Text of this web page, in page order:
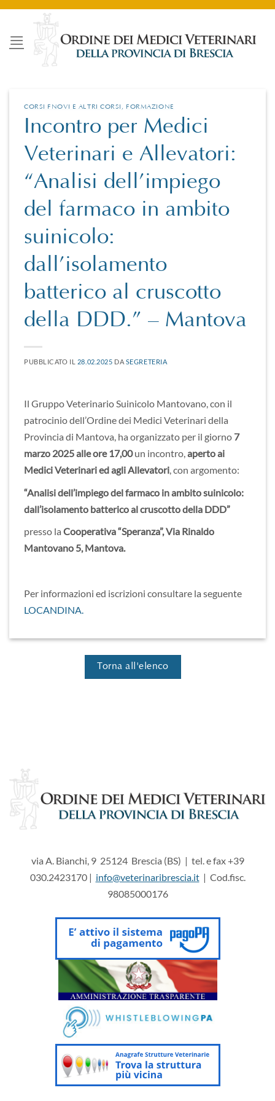
Salta
contenuti
CORSI FNOVI E ALTRI CORSI , FORMAZIONE
Incontro per Medici
Veterinari e Allevatori:
“Analisi dell’impiego
del farmaco in ambito
suinicolo:
dall’isolamento
batterico al cruscotto
della DDD.” – Mantova
PUBBLICATO IL 28.02.2025 DA SEGRETERIA
Il Gruppo Veterinario Suinicolo Mantovano, con il
patrocinio dell’Ordine dei Medici Veterinari della
Provincia di Mantova, ha organizzato per il giorno 7
marzo 2025alle ore 17,00un incontro,aperto ai
Medici Veterinari ed agli Allevatori, con argomento:
“Analisi dell’impiego del farmaco in ambito suinicolo:
dall’isolamento batterico al cruscotto della DDD”
presso la Cooperativa “Speranza”, Via Rinaldo
Mantovano 5, Mantova.
Per informazioni ed iscrizioni consultare la seguente
LOCANDINA.
Torna all'elenco
via A. Bianchi, 9 25124 Brescia (BS) | tel. e fax +39
030.2423170 | info@veterinaribrescia.it| Cod.fisc.
98085000176